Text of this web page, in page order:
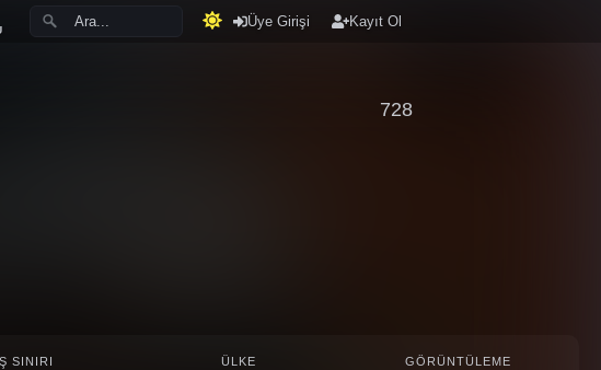
Üye Girişi Kayıt Ol
728
SINIRI ÜLKE GÖRÜNTÜLEME